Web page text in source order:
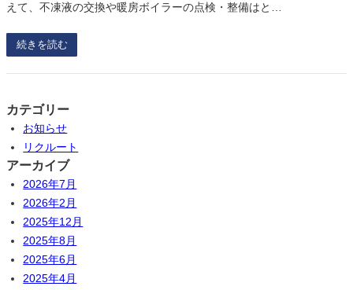
えて、不凍液の交換や暖房ボイラーの点検・整備はと…
続きを読む
カテゴリー
お知らせ
リクルート
アーカイブ
2026年7月
2026年2月
2025年12月
2025年8月
2025年6月
2025年4月